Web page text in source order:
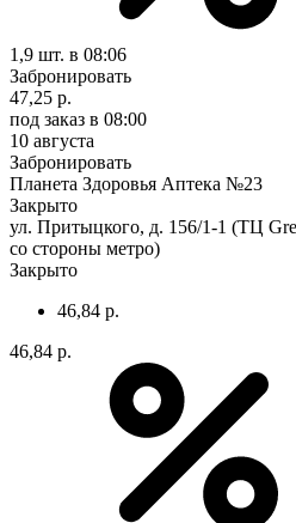
1,9 шт. в 08:06
Забронировать
47,25 р.
под заказ в 08:00
10 августа
Забронировать
Планета Здоровья Аптека №23
Закрыто
ул. Притыцкого, д. 156/1-1 (ТЦ
со стороны метро)
Закрыто
46,84 р.
46,84 р.